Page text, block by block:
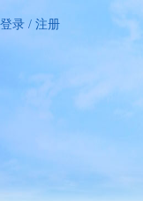
登录 / 注册